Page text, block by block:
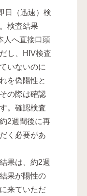
日（迅速）検
検査結果
人へ直接口頭
し、HIV検査
いないのに
を偽陽性と
の際は確認
。確認検査
2週間後に再
く必要があ
果は、約2週
果が陽性の
来ていただ